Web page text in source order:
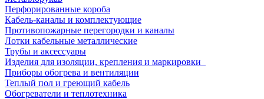
Перфорированные короба
Кабель-каналы и комплектующие
Противопожарные перегородки и каналы
Лотки кабельные металлические
Трубы и аксессуары
Изделия для изоляции, крепления и маркировки
Приборы обогрева и вентиляции
Теплый пол и греющий кабель
Обогреватели и теплотехника